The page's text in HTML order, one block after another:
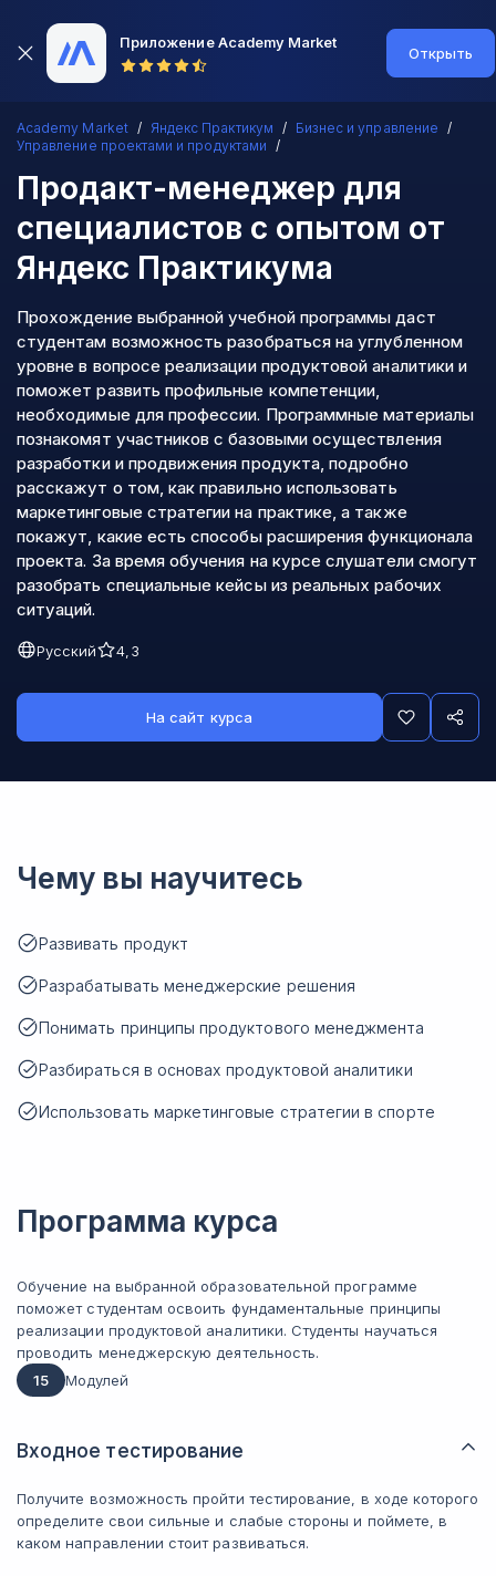
Приложение Academy Market
Открыть
Academy Market Яндекс Практикум
Бизнес и управление
Управление проектами и продуктами
Продакт-менеджер для
специалистов с опытом от
Яндекс Практикума
Прохождение выбранной учебной программы даст
студентам возможность разобраться на углубленном
уровне в вопросе реализации продуктовой аналитики и
поможет развить профильные компетенции,
необходимые для профессии. Программные материалы
познакомят участников с базовыми осуществления
разработки и продвижения продукта, подробно
расскажут о том, как правильно использовать
маркетинговые стратегии на практике, а также
покажут, какие есть способы расширения функционала
проекта. За время обучения на курсе слушатели смогут
разобрать специальные кейсы из реальных рабочих
ситуаций.
Русский 4,3
На сайт курса
Чему вы научитесь
Развивать продукт
Разрабатывать менеджерские решения
Понимать принципы продуктового менеджмента
Разбираться в основах продуктовой аналитики
Использовать маркетинговые стратегии в спорте
Программа курса
Обучение на выбранной образовательной программе
поможет студентам освоить фундаментальные принципы
реализации продуктовой аналитики. Студенты научаться
проводить менеджерскую деятельность.
15
Модулей
Входное тестирование
Получите возможность пройти тестирование, в ходе которого
определите свои сильные и слабые стороны и поймете, в
каком направлении стоит развиваться.